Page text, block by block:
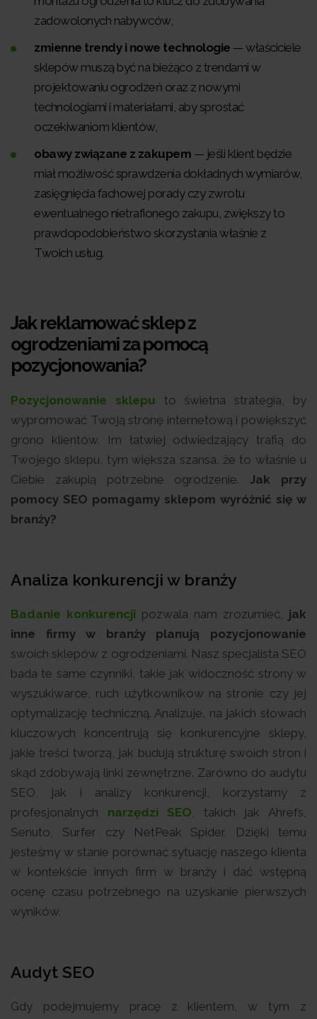
zadowolonych nabywców,
zmienne trendy i nowe technologie — właściciele
sklepów muszą być na bieżąco z trendami w
projektowaniu ogrodzeń oraz z nowymi
technologiami i materiałami, aby sprostać
oczekiwaniom klientów,
obawy związane z zakupem — jeśli klient będzie
miał możliwość sprawdzenia dokładnych wymiarów,
zasięgnięcia fachowej porady czy zwrotu
ewentualnego nietrafionego zakupu, zwiększy to
prawdopodobieństwo skorzystania właśnie z
Twoich usług.
Jak reklamować sklep z
ogrodzeniami za pomocą
pozycjonowania?
Pozycjonowanie sklepu to świetna strategia, by
wypromować Twoją stronę internetową i powiększyć
grono klientów. Im łatwiej odwiedzający trafią do
Twojego sklepu, tym większa szansa, że to właśnie u
Ciebie zakupią potrzebne ogrodzenie. Jak przy
pomocy SEO pomagamy sklepom wyróżnić się w
branży?
Analiza konkurencji w branży
Badanie konkurencji pozwala nam zrozumieć, jak
inne firmy w branży planują pozycjonowanie
swoich sklepów z ogrodzeniami. Nasz specjalista SEO
bada te same czynniki, takie jak widoczność strony w
wyszukiwarce, ruch użytkowników na stronie czy jej
optymalizację techniczną. Analizuje, na jakich słowach
kluczowych koncentrują się konkurencyjne sklepy,
jakie treści tworzą, jak budują strukturę swoich stron i
skąd zdobywają linki zewnętrzne. Zarówno do audytu
SEO, jak i analizy konkurencji, korzystamy z
profesjonalnych narzędzi SEO , takich jak Ahrefs,
Senuto, Surfer czy NetPeak Spider. Dzięki temu
jesteśmy w stanie porównać sytuację naszego klienta
w kontekście innych firm w branży i dać wstępną
ocenę czasu potrzebnego na uzyskanie pierwszych
wyników.
Audyt SEO
Gdy podejmujemy pracę z klientem, w tym z